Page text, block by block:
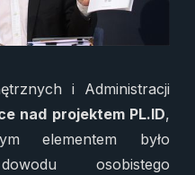
i Administracji
nad projektem PL.ID,
elementem było
osobistego